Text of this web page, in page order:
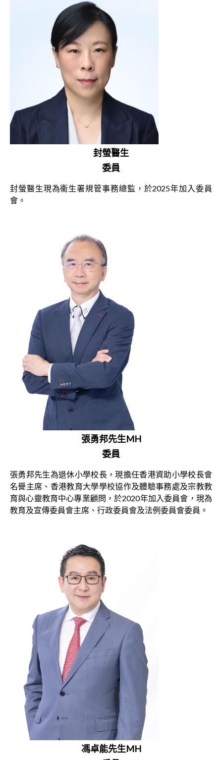
封螢醫生
委員
封螢醫生現為衞生署規管事務總監，於2025年加入委員
會。
張勇邦先生MH
委員
張勇邦先生為退休小學校長，現擔任香港資助小學校長會
名譽主席、香港教育大學學校協作及體驗事務處及宗教教
育與心靈教育中心專業顧問，於2020年加入委員會，現為
教育及宣傳委員會主席、行政委員會及法例委員會委員。
馮卓能先生MH